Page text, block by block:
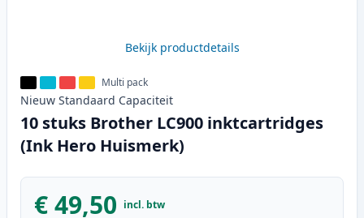
Bekijk productdetails
Multi pack
Nieuw Standaard Capaciteit
10 stuks Brother LC900 inktcartridges
(Ink Hero Huismerk)
€ 49,50 incl. btw